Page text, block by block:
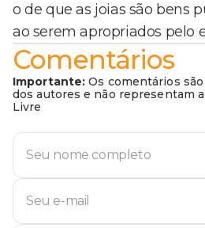
o de que as joias são bens
ao serem apropriados pelo
Comentários
Importante: Os comentários
dos autores e não representam
Livre